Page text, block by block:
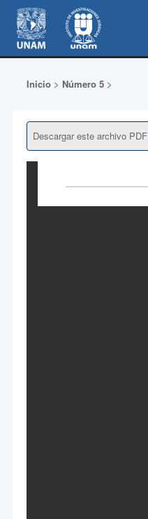
Inicio> Número 5>
Descargar este archivo PDF